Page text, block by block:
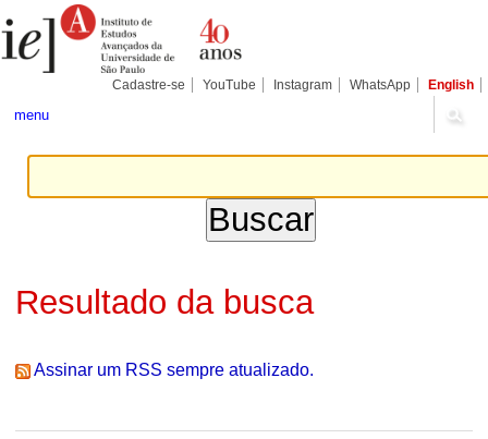
para
conteúdo.
Pessoais
Cadastre-se YouTube Instagram WhatsApp English
menu
Resultado da busca
Assinar um RSS sempre atualizado.